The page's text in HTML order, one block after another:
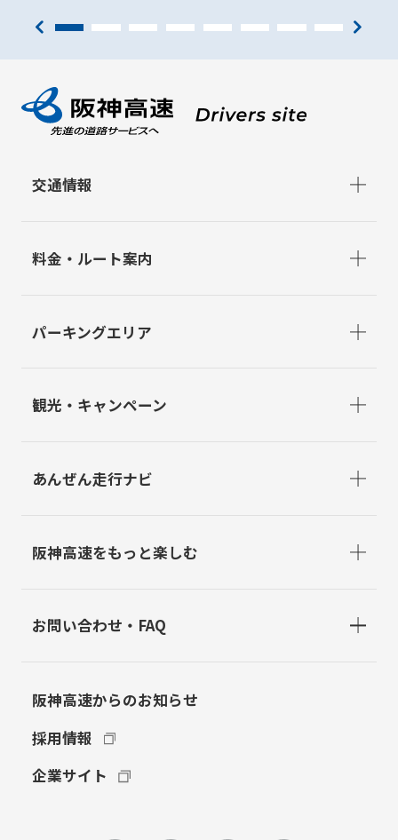
交通情報
料金・ルート案内
パーキングエリア
観光・キャンペーン
あんぜん走行ナビ
阪神高速をもっと楽しむ
お問い合わせ・FAQ
阪神高速からのお知らせ
採用情報
企業サイト